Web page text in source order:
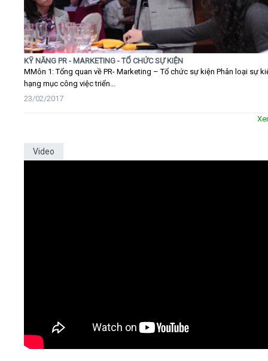
KỸ NĂNG PR - MARKETING - TỔ CHỨC SỰ KIỆN
MMôn 1: Tổng quan về PR- Marketing – Tổ chức sự kiện Phân loại sự
hạng mục công việc triển...
23/02/2017
Video